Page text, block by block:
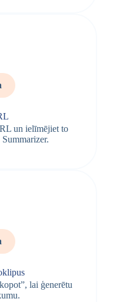
un ielīmējiet to
lai ģenerētu